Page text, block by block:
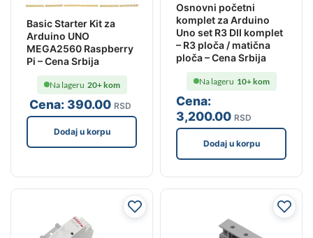
Basic Starter Kit za
Arduino UNO
MEGA2560 Raspberry
Pi – Cena Srbija
Cena:390.00 RSD
Na lageru 20+ kom
Dodaj u korpu
Osnovni početni
komplet za Arduino
Uno set R3 DII komplet
– R3 ploča / matična
ploča – Cena Srbija
Cena:
3,200.00 RSD
Na lageru 10+ kom
Dodaj u korpu